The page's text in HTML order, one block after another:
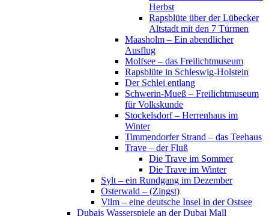
Herbst
Rapsblüte über der Lübecker
Altstadt mit den 7 Türmen
Maasholm – Ein abendlicher
Ausflug
Molfsee – das Freilichtmuseum
Rapsblüte in Schleswig-Holstein
Der Schlei entlang
Schwerin-Mueß – Freilichtmuseum
für Volkskunde
Stockelsdorf – Herrenhaus im
Winter
Timmendorfer Strand – das Teehaus
Trave – der Fluß
Die Trave im Sommer
Die Trave im Winter
Sylt – ein Rundgang im Dezember
Osterwald – (Zingst)
Vilm – eine deutsche Insel in der Ostsee
Dubais Wasserspiele an der Dubai Mall